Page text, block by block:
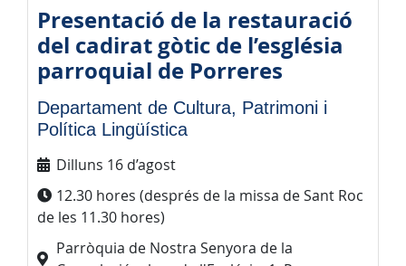
Presentació de la restauració
del cadirat gòtic de l’església
parroquial de Porreres
Departament de Cultura, Patrimoni i
Política Lingüística
Dilluns 16 d’agost
12.30 hores (després de la missa de Sant Roc
de les 11.30 hores)
Parròquia de Nostra Senyora de la